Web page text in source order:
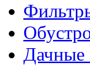
Дачные